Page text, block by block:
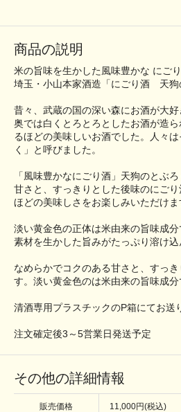
商品の説明
米の旨味を生かした風味豊かな にご
埼玉・小山本家酒造「にごり酒 天狗
昔々、武蔵の国の深い森にお酒が大
奥では白くとろとろとしたお酒が造
るほどの美味しいお酒でした。人々
く」と呼びました。
「風味豊かなにごり酒」天狗のとぶ
甘さと、すっきりとした後味のにご
ほどの美味しさをお楽しみいただけま
淡い黄金色の正体は米由来の旨味成分
素材を生かした旨みがたっぷり溶け込
なめらかでコクのある甘さと、すっ
す。淡い黄金色のは米由来の旨味成分
清酒専用プラスチックのP箱にてお送
注文確定後3～5営業日発送予定
その他の詳細情報
販売価格 11,000円(税込)